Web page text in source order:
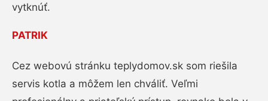
vytknúť.
PATRIK
Cez webovú stránku teplydomov.sk som riešila
servis kotla a môžem len chváliť. Veľmi